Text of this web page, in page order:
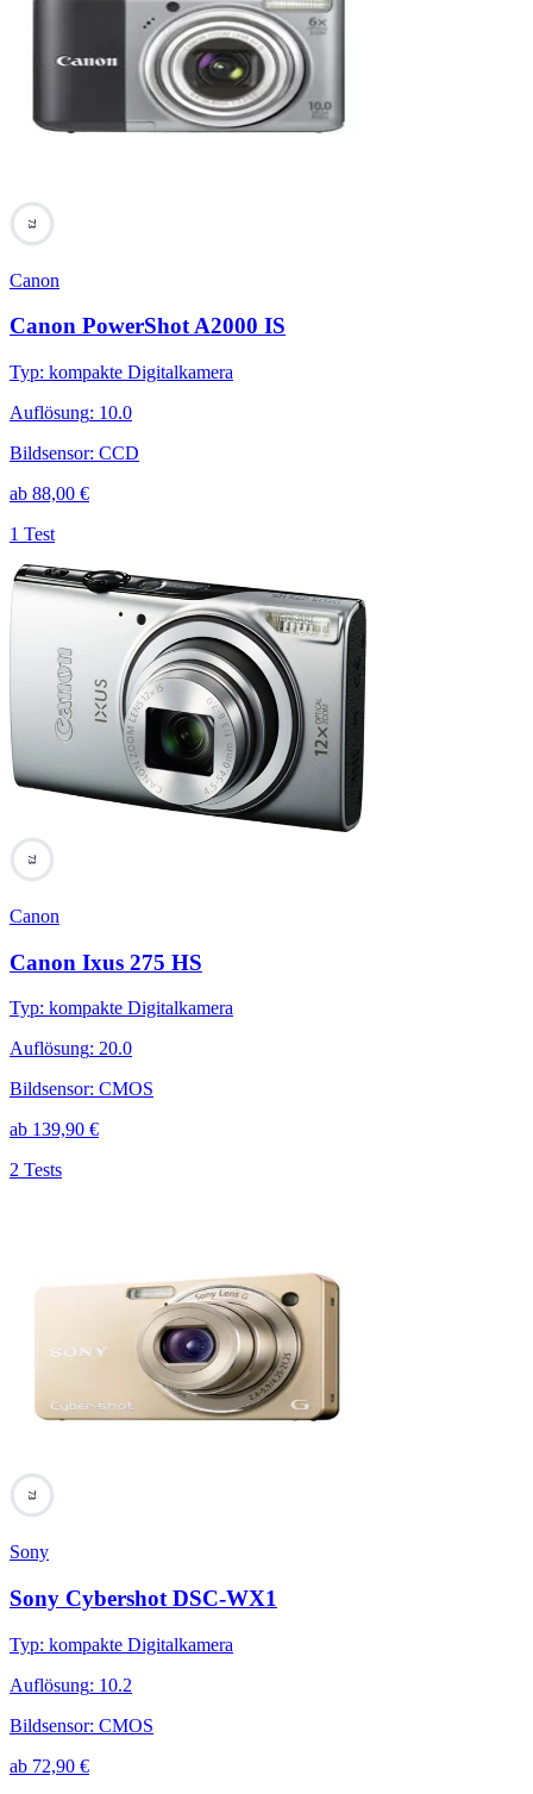
73
Canon
Canon PowerShot A2000 IS
Typ: kompakte Digitalkamera
Auflösung: 10.0
Bildsensor: CCD
ab 88,00 €
1 Test
73
Canon
Canon Ixus 275 HS
Typ: kompakte Digitalkamera
Auflösung: 20.0
Bildsensor: CMOS
ab 139,90 €
2 Tests
73
Sony
Sony Cybershot DSC-WX1
Typ: kompakte Digitalkamera
Auflösung: 10.2
Bildsensor: CMOS
ab 72,90 €